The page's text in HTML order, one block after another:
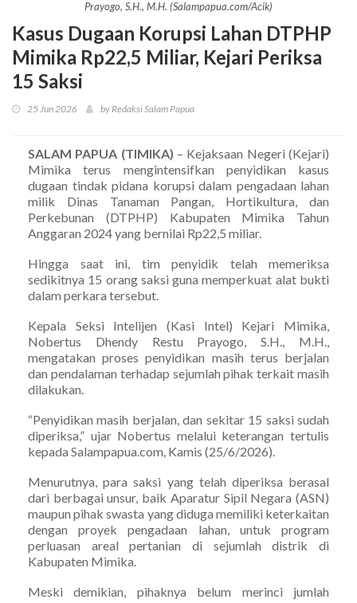
Prayogo, S.H., M.H. (Salampapua.com/Acik)
Kasus Dugaan Korupsi Lahan DTPHP
Mimika Rp22,5 Miliar, Kejari Periksa
15 Saksi
25 Jun 2026 by Redaksi Salam Papua
SALAM PAPUA (TIMIKA) – Kejaksaan Negeri (Kejari)
Mimika terus mengintensifkan penyidikan kasus
dugaan tindak pidana korupsi dalam pengadaan lahan
milik Dinas Tanaman Pangan, Hortikultura, dan
Perkebunan (DTPHP) Kabupaten Mimika Tahun
Anggaran 2024 yang bernilai Rp22,5 miliar.
Hingga saat ini, tim penyidik telah memeriksa
sedikitnya 15 orang saksi guna memperkuat alat bukti
dalam perkara tersebut.
Kepala Seksi Intelijen (Kasi Intel) Kejari Mimika,
Nobertus Dhendy Restu Prayogo, S.H., M.H.,
mengatakan proses penyidikan masih terus berjalan
dan pendalaman terhadap sejumlah pihak terkait masih
dilakukan.
“Penyidikan masih berjalan, dan sekitar 15 saksi sudah
diperiksa,” ujar Nobertus melalui keterangan tertulis
kepada Salampapua.com, Kamis (25/6/2026).
Menurutnya, para saksi yang telah diperiksa berasal
dari berbagai unsur, baik Aparatur Sipil Negara (ASN)
maupun pihak swasta yang diduga memiliki keterkaitan
dengan proyek pengadaan lahan, untuk program
perluasan areal pertanian di sejumlah distrik di
Kabupaten Mimika.
Meski demikian, pihaknya belum merinci jumlah